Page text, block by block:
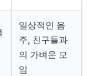
일상적인 음
주, 친구들과
의 가벼운 모
임